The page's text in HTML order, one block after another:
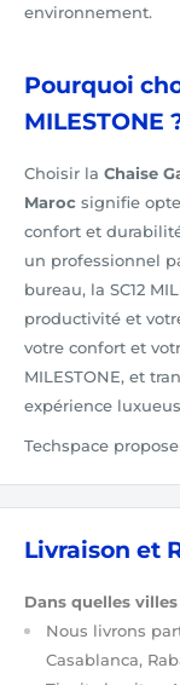
environnement.
Pourquoi
MILESTONE
Choisir la Chaise
Maroc signifie
confort et
un professionnel
bureau, la SC12
productivité et
votre confort et
MILESTONE, et
expérience
Techspace
Livraison et
Dans quelles
Nous livrons
Casablanca,